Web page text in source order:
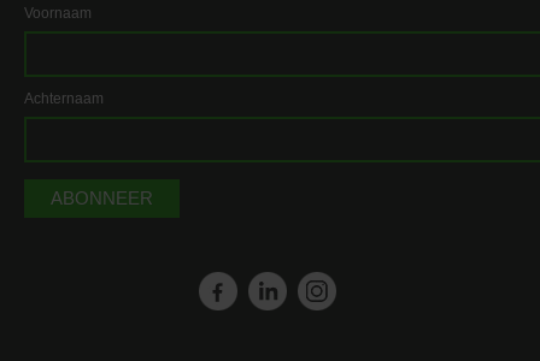
Voornaam
Achternaam